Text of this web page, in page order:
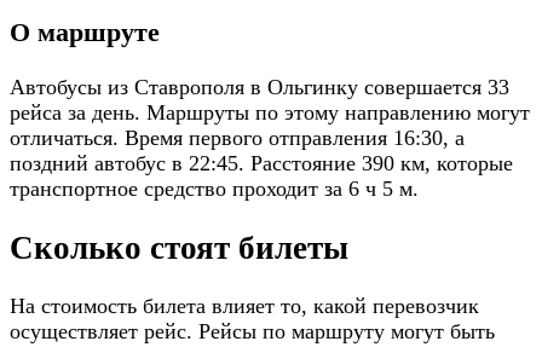
О маршруте
Автобусы из Ставрополя в Ольгинку совершается 33
рейса за день. Маршруты по этому направлению могут
отличаться. Время первого отправления 16:30, а
поздний автобус в 22:45. Расстояние 390 км, которые
транспортное средство проходит за 6 ч 5 м.
Сколько стоят билеты
На стоимость билета влияет то, какой перевозчик
осуществляет рейс. Рейсы по маршруту могут быть